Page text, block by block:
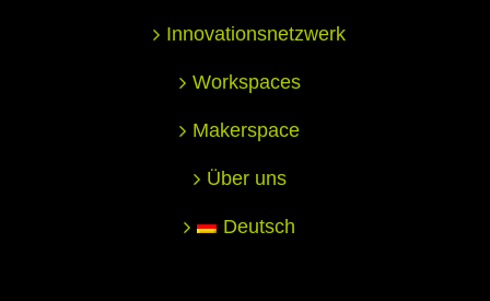
Innovationsnetzwerk
Workspaces
Makerspace
Über uns
Deutsch